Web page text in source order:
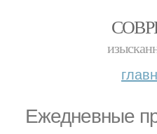
Ежедневные